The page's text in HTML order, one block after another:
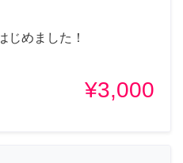
じめました！
¥3,000